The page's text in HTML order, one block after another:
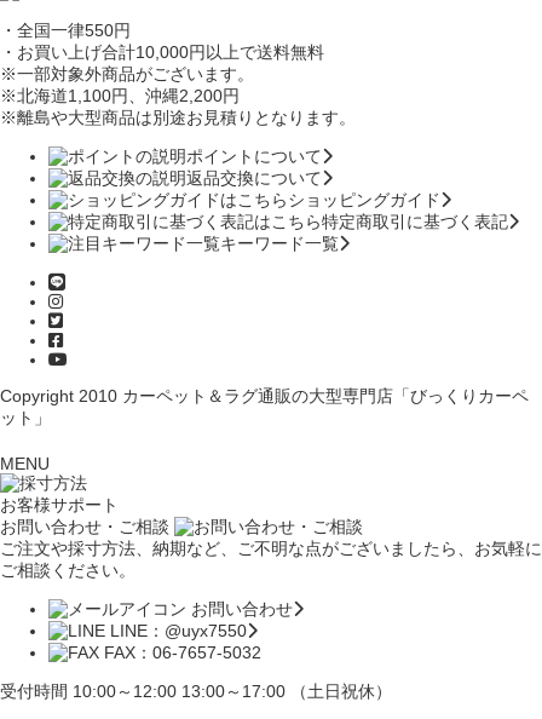
・全国一律550円
・お買い上げ合計10,000円 以上で送料無料
※一部対象外商品がございます。
※北海道1,100円、沖縄2,200円
※離島や大型商品は別途お見積りとなります。
ポイントについて
返品交換について
ショッピングガイド
特定商取引に基づく表記
キーワード一覧
Copyright 2010 カーペット＆ラグ通販の大型専門店「びっくりカーペ
ット」
MENU
お客様サポート
お問い合わせ・ご相談
ご注文や採寸方法、納期など、ご不明な点がございましたら、お気軽に
ご相談ください。
お問い合わせ
LINE：@uyx7550
FAX：06-7657-5032
受付時間 10:00～12:00 13:00～17:00 （土日祝休）